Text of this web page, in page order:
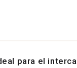
para el